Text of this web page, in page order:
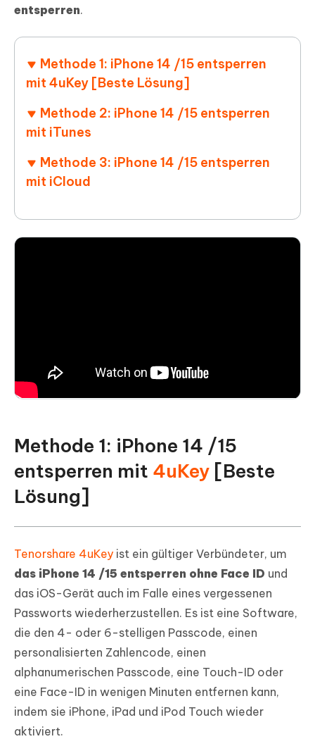
entsperren.
Methode 1: iPhone 14 /15 entsperren
mit 4uKey [Beste Lösung]
Methode 2: iPhone 14 /15 entsperren
mit iTunes
Methode 3: iPhone 14 /15 entsperren
mit iCloud
Methode 1: iPhone 14 /15
entsperren mit 4uKey [Beste
Lösung]
Tenorshare 4uKey ist ein gültiger Verbündeter, um
das iPhone 14 /15 entsperren ohne Face ID und
das iOS-Gerät auch im Falle eines vergessenen
Passworts wiederherzustellen. Es ist eine Software,
die den 4- oder 6-stelligen Passcode, einen
personalisierten Zahlencode, einen
alphanumerischen Passcode, eine Touch-ID oder
eine Face-ID in wenigen Minuten entfernen kann,
indem sie iPhone, iPad und iPod Touch wieder
aktiviert.